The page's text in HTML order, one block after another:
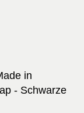
in
- Schwarze